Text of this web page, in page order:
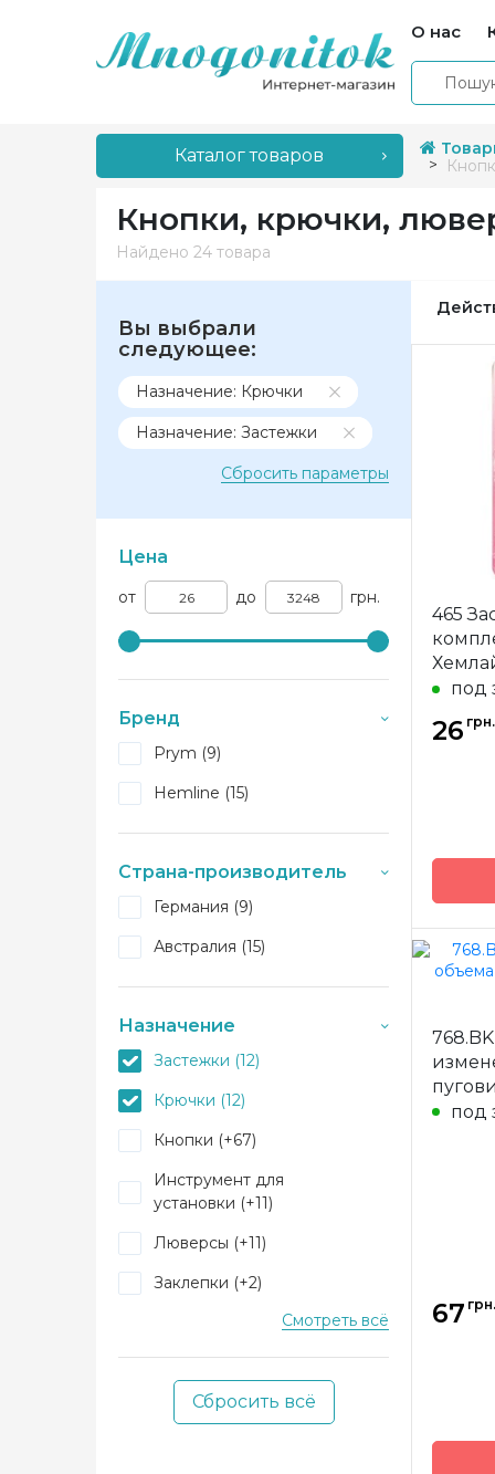
О нас
Каталог товаров
Кнопки, крючки,
Найдено 24 товара
Вы выбрали
следующее:
Назначение: Крючки
Назначение: Застежки
Сбросить параметры
Цена
от до грн.
Бренд
Prym (9)
Hemline (15)
Страна-производитель
Германия (9)
Австралия (15)
Назначение
Застежки (12)
Крючки (12)
Кнопки (+67)
Инструмент для
установки (+11)
Люверсы (+11)
Заклепки (+2)
Для бюстгальтера (+20)
Подплечники (+2)
Смотреть всё
Сбросить всё
465
под
26 грн.
под
67 грн.